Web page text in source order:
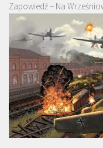
Zapowiedź – Na